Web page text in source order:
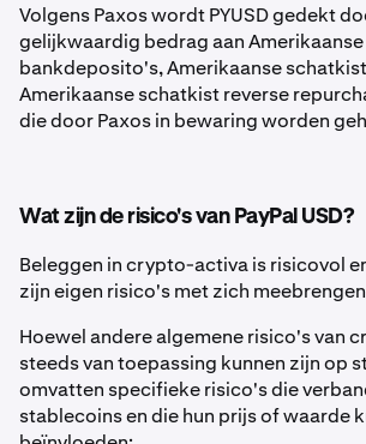
Volgens Paxos wordt PYUSD gedekt
gelijkwaardig bedrag aan
bankdeposito's, Amerikaanse
Amerikaanse schatkist reverse
die door Paxos in bewaring worden
Wat zijn de risico's van PayPal USD?
Beleggen in crypto-activa is risicovol
zijn eigen risico's met zich
Hoewel andere algemene risico's van
steeds van toepassing kunnen zijn op
omvatten specifieke risico's die
stablecoins en die hun prijs of waarde